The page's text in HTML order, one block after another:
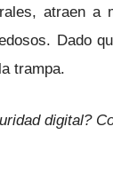
atraen a
Dado
trampa.
digital?